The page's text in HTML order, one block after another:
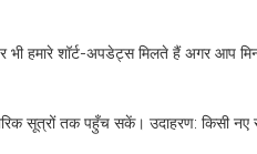
हमारे शॉर्ट-अपडेट्स मिलते हैं अगर आप
सूत्रों तक पहुँच सकें। उदाहरण: किसी नए